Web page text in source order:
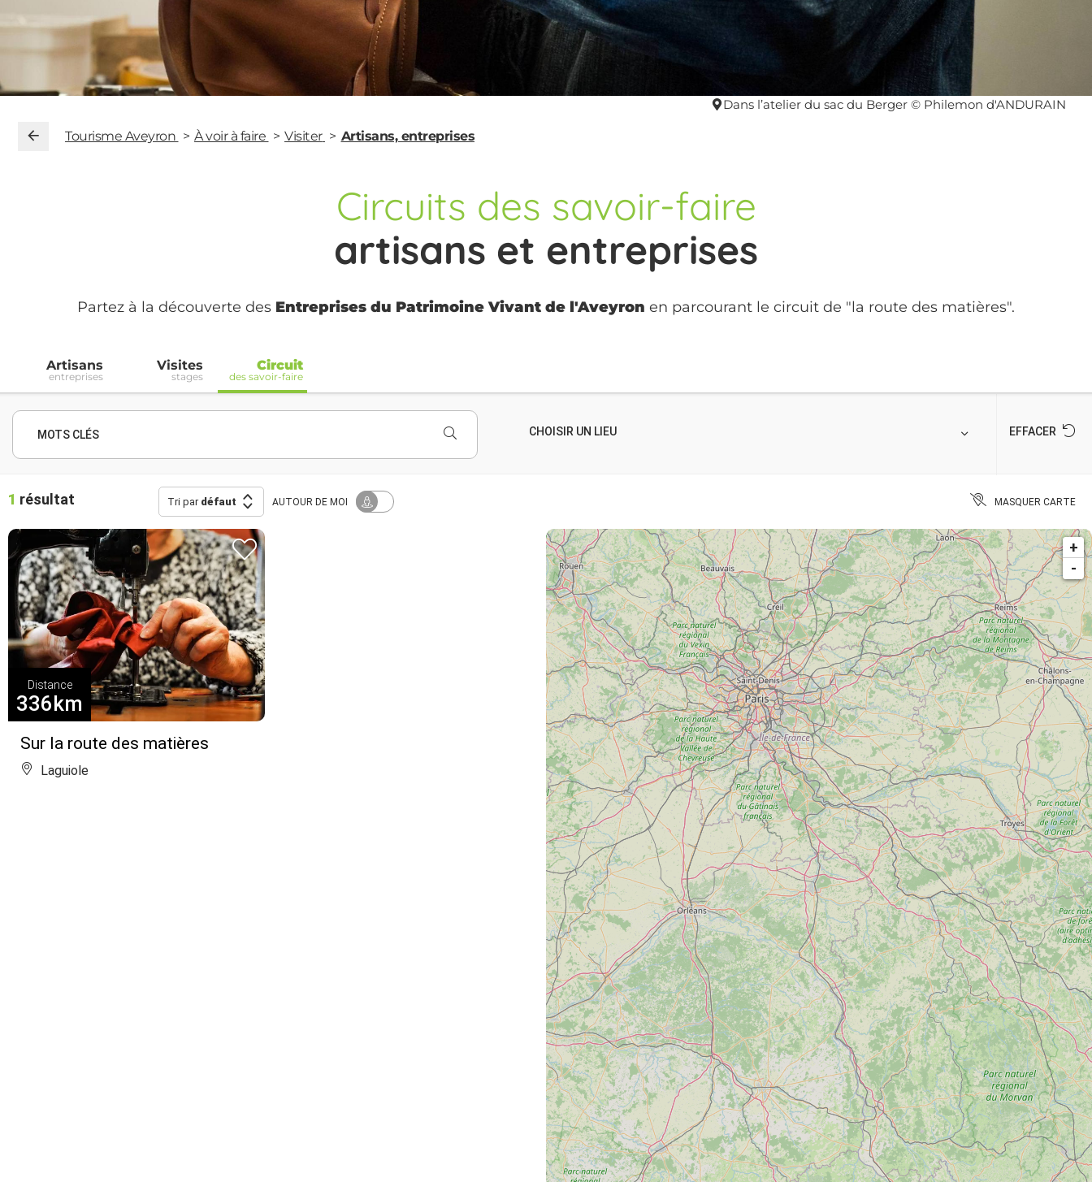
Dans l’atelier du sac du Berger © Philemon d'ANDURAIN
Tourisme Aveyron À voir à faire Visiter Artisans, entreprises
Circuits des savoir-faire
artisans et entreprises
Partez à la découverte des Entreprises du Patrimoine Vivant de l'Aveyron en parcourant le circuit de "la route des matières".
Artisans
entreprises
Visites
stages
Circuit
des savoir-faire
MOTS CLÉS EFFACER
1 résultat Tri par défaut AUTOUR DE MOI MASQUER CARTE
Sur la route des matières
Distance
336km
Laguiole
+
-